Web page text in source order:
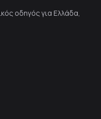
οδηγός για Ελλάδα,